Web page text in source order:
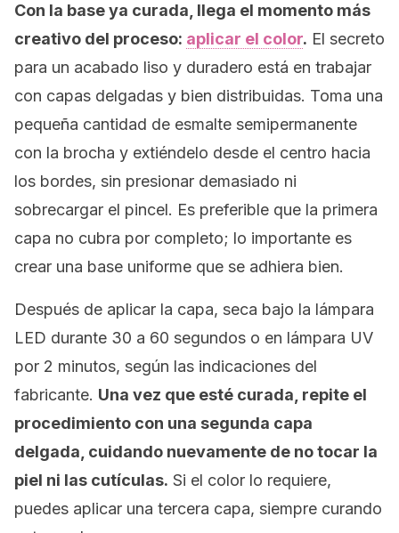
Con la base ya curada, llega el momento más
creativo del proceso: aplicar el color. El secreto
para un acabado liso y duradero está en trabajar
con capas delgadas y bien distribuidas. Toma una
pequeña cantidad de esmalte semipermanente
con la brocha y extiéndelo desde el centro hacia
los bordes, sin presionar demasiado ni
sobrecargar el pincel. Es preferible que la primera
capa no cubra por completo; lo importante es
crear una base uniforme que se adhiera bien.
Después de aplicar la capa, seca bajo la lámpara
LED durante 30 a 60 segundos o en lámpara UV
por 2 minutos, según las indicaciones del
fabricante. Una vez que esté curada, repite el
procedimiento con una segunda capa
delgada, cuidando nuevamente de no tocar la
piel ni las cutículas. Si el color lo requiere,
puedes aplicar una tercera capa, siempre curando